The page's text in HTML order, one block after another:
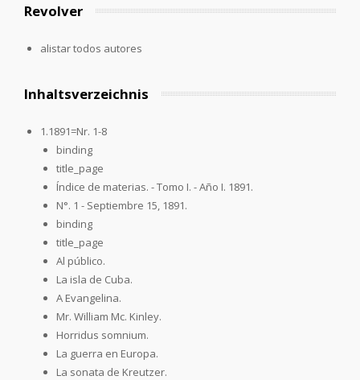
Revolver
alistar todos autores
Inhaltsverzeichnis
1.1891=Nr. 1-8
binding
title_page
Índice de materias. - Tomo I. - Año I. 1891.
N°. 1 - Septiembre 15, 1891.
binding
title_page
Al público.
La isla de Cuba.
A Evangelina.
Mr. William Mc. Kinley.
Horridus somnium.
La guerra en Europa.
La sonata de Kreutzer.